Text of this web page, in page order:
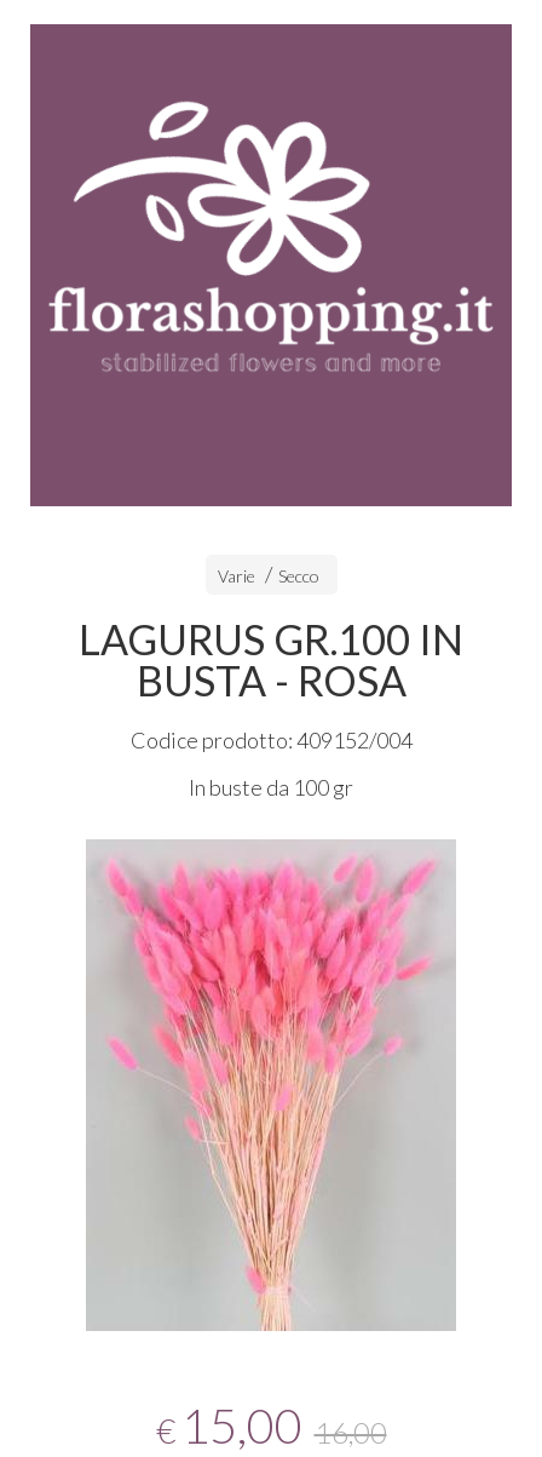
Varie Secco
LAGURUS GR.100 IN
BUSTA - ROSA
Codice prodotto: 409152/004
In buste da 100 gr
€ 15,00 16,00